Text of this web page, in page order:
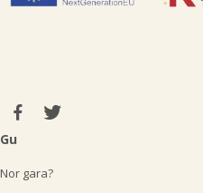
Gu
Nor gara?